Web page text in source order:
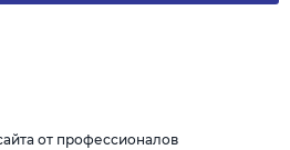
от профессионалов